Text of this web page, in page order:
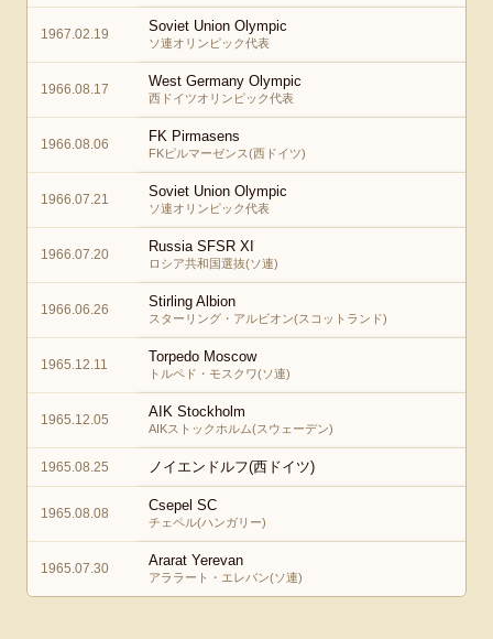
1967.02.19 Soviet Union Olympic
ソ連オリンピック代表
1966.08.17 West Germany Olympic
西ドイツオリンピック代表
1966.08.06 FK Pirmasens
FKピルマーゼンス(西ドイツ)
1966.07.21 Soviet Union Olympic
ソ連オリンピック代表
1966.07.20 Russia SFSR XI
ロシア共和国選抜(ソ連)
1966.06.26 Stirling Albion
スターリング・アルビオン(スコットランド)
1965.12.11 Torpedo Moscow
トルペド・モスクワ(ソ連)
1965.12.05 AIK Stockholm
AIKストックホルム(スウェーデン)
1965.08.25 ノイエンドルフ(西ドイツ)
1965.08.08 Csepel SC
チェペル(ハンガリー)
1965.07.30 Ararat Yerevan
アララート・エレバン(ソ連)